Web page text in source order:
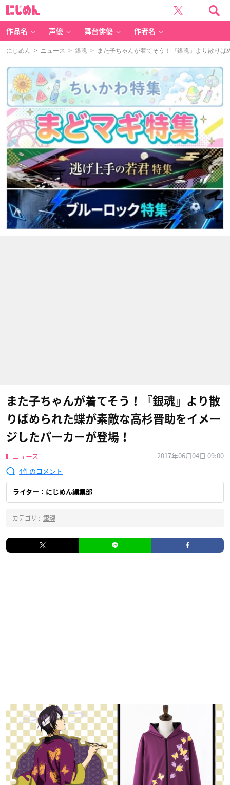
作品名 声優 舞台俳優 作者名
にじめん > ニュース > 銀魂 > また子ちゃんが着てそう！『銀魂』より散りば
また子ちゃんが着てそう！『銀魂』より散
りばめられた蝶が素敵な高杉晋助をイメー
ジしたパーカーが登場！
ニュース
2017年06月04日 09:00
4
ライター：にじめん編集部
カテゴリ : 銀魂